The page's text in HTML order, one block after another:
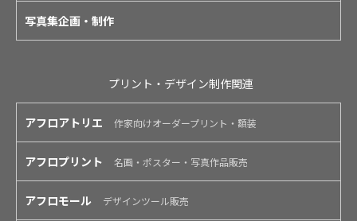
写真集企画・制作
プリント・デザイン制作関連
アフロアトリエ 作家向けオーダープリント・額装
アフロプリント 名画・ポスター・写真作品販売
アフロモール デザインツール販売